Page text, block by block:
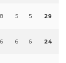
8 5 5 29
6 6 6 24